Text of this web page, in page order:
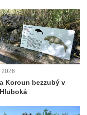
2026
Koroun bezzubý v